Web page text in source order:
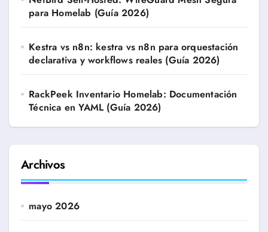
para Homelab (Guía 2026)
Kestra vs n8n: kestra vs n8n para orquestación
declarativa y workflows reales (Guía 2026)
RackPeek Inventario Homelab: Documentación
Técnica en YAML (Guía 2026)
Archivos
mayo 2026